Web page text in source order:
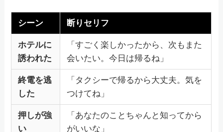
シーン 断りセリフ
ホテルに
誘われた
「すごく楽しかったから、次もまた
会いたい。今日は帰るね」
終電を逃
した
「タクシーで帰るから大丈夫。気を
つけてね」
押しが強
い
「あなたのことちゃんと知ってから
がいいな」